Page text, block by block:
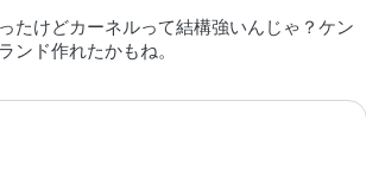
たけどカーネルって結構強いんじゃ？ケン
ンド作れたかもね。